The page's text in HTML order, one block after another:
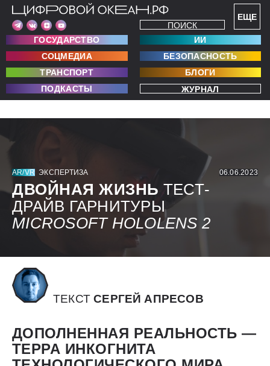
ЕЩЕ
ПОИСК
ГОСУДАРСТВО
ИИ
СОЦМЕДИА
БЕЗОПАСНОСТЬ
ТРАНСПОРТ
БЛОГИ
ПОДКАСТЫ
ЖУРНАЛ
AR/VR ЭКСПЕРТИЗА 06.06.2023
ДВОЙНАЯ ЖИЗНЬ ТЕСТ-
ДРАЙВ ГАРНИТУРЫ
MICROSOFT HOLOLENS 2
ТЕКСТСЕРГЕЙ АПРЕСОВ
ДОПОЛНЕННАЯ РЕАЛЬНОСТЬ —
ТЕРРА ИНКОГНИТА